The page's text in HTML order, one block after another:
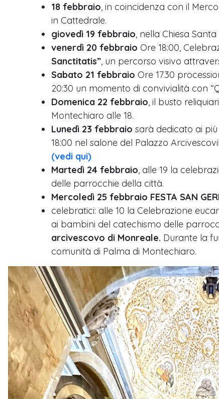
18 febbraio, in coincidenza con il
in Cattedrale.
giovedì 19 febbraio, nella Chiesa
venerdì 20 febbraio Ore 18:00,
Sanctitatis”, un percorso visivo
Sabato 21 febbraio Ore 17.30
20:30 un momento di convivialità con
Domenica 22 febbraio, il busto
Montechiaro alle 18.
Lunedì 23 febbraio sarà dedicato ai più
18:00 nel salone del Palazzo
(vedi qui)
Martedì 24 febbraio, alle 19 la
delle parrocchie della città.
Mercoledì 25 febbraio FESTA SAN
celebratici: alle 10 la Celebrazione
ai bambini del catechismo delle
arcivescovo di Monreale. Durante la
comunità di Palma di Montechiaro.